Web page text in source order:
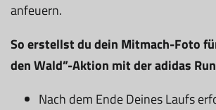
anfeuern.
So erstellst du dein Mitmach-Foto
den Wald”-Aktion mit der adidas
Nach dem Ende Deines Laufs